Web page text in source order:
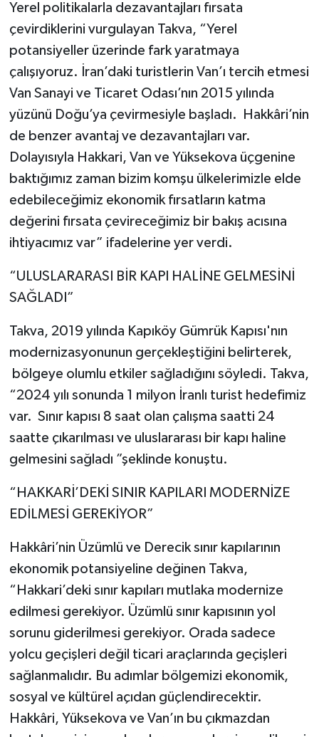
Yerel politikalarla dezavantajları fırsata
çevirdiklerini vurgulayan Takva, “Yerel
potansiyeller üzerinde fark yaratmaya
çalışıyoruz. İran’daki turistlerin Van’ı tercih etmesi
Van Sanayi ve Ticaret Odası’nın 2015 yılında
yüzünü Doğu’ya çevirmesiyle başladı. Hakkâri’nin
de benzer avantaj ve dezavantajları var.
Dolayısıyla Hakkari, Van ve Yüksekova üçgenine
baktığımız zaman bizim komşu ülkelerimizle elde
edebileceğimiz ekonomik fırsatların katma
değerini fırsata çevireceğimiz bir bakış acısına
ihtiyacımız var” ifadelerine yer verdi.
“ULUSLARARASI BİR KAPI HALİNE GELMESİNİ
SAĞLADI”
Takva, 2019 yılında Kapıköy Gümrük Kapısı'nın
modernizasyonunun gerçekleştiğini belirterek,
bölgeye olumlu etkiler sağladığını söyledi. Takva,
“2024 yılı sonunda 1 milyon İranlı turist hedefimiz
var. Sınır kapısı 8 saat olan çalışma saatti 24
saatte çıkarılması ve uluslararası bir kapı haline
gelmesini sağladı ”şeklinde konuştu.
“HAKKARİ’DEKİ SINIR KAPILARI MODERNİZE
EDİLMESİ GEREKİYOR”
Hakkâri’nin Üzümlü ve Derecik sınır kapılarının
ekonomik potansiyeline değinen Takva,
“Hakkari’deki sınır kapıları mutlaka modernize
edilmesi gerekiyor. Üzümlü sınır kapısının yol
sorunu giderilmesi gerekiyor. Orada sadece
yolcu geçişleri değil ticari araçlarında geçişleri
sağlanmalıdır. Bu adımlar bölgemizi ekonomik,
sosyal ve kültürel açıdan güçlendirecektir.
Hakkâri, Yüksekova ve Van’ın bu çıkmazdan